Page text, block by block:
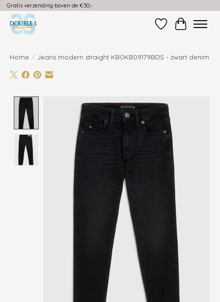
Gratis verzending boven de €50,-
Verlanglijst
Home / Jeans modern straight KB0KB09179BDS - zwart denim
Product image slideshow Items